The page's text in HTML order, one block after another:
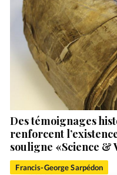
Des témoignages
renforcent
souligne «Science &
Francis-George Sarpédon